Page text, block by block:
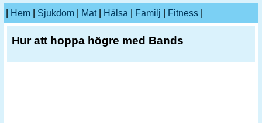
Hem Sjukdom Mat| Hälsa Familj Fitness
Hur att hoppa högre med Bands